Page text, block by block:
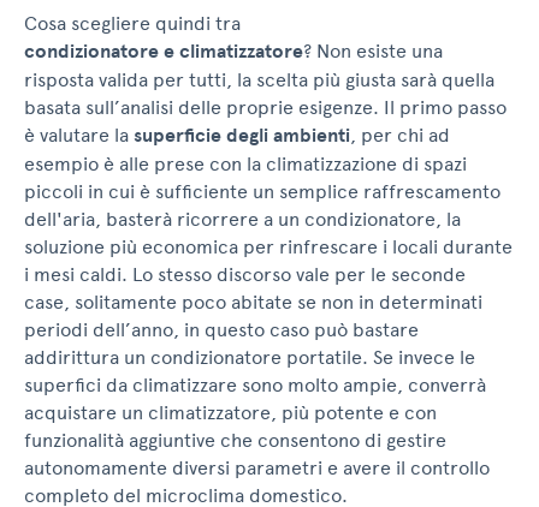
Cosa scegliere quindi tra
condizionatore e climatizzatore? Non esiste una
risposta valida per tutti, la scelta più giusta sarà quella
basata sull’analisi delle proprie esigenze. Il primo passo
è valutare la superficie degli ambienti, per chi ad
esempio è alle prese con la climatizzazione di spazi
piccoli in cui è sufficiente un semplice raffrescamento
dell'aria, basterà ricorrere a un condizionatore, la
soluzione più economica per rinfrescare i locali durante
i mesi caldi. Lo stesso discorso vale per le seconde
case, solitamente poco abitate se non in determinati
periodi dell’anno, in questo caso può bastare
addirittura un condizionatore portatile. Se invece le
superfici da climatizzare sono molto ampie, converrà
acquistare un climatizzatore, più potente e con
funzionalità aggiuntive che consentono di gestire
autonomamente diversi parametri e avere il controllo
completo del microclima domestico.